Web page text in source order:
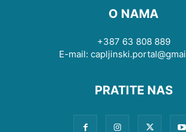
O NAMA
+387 63 808 889
E-mail:
PRATITE NAS